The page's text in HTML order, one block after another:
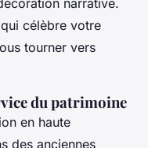
narrative.
célèbre votre
tourner vers
du patrimoine
en haute
des anciennes